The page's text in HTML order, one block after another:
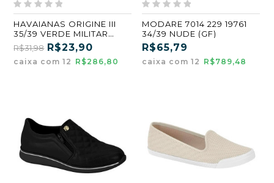
HAVAIANAS ORIGINE III
35/39 VERDE MILITAR
ATACADO KIT 12
R$31,98 R$23,90
caixa com 12 R$286,80
MODARE 7014 229 19761
34/39 NUDE (GF)
R$65,79
caixa com 12 R$789,48